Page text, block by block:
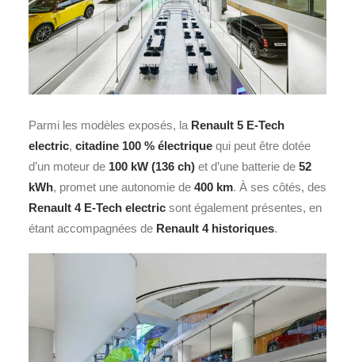
Parmi les modèles exposés, la Renault 5 E-Tech
electric, citadine 100 % électrique qui peut être dotée
d’un moteur de 100 kW (136 ch) et d’une batterie de 52
kWh, promet une autonomie de 400 km. À ses côtés, des
Renault 4 E-Tech electric sont également présentes, en
étant accompagnées de Renault 4 historiques.